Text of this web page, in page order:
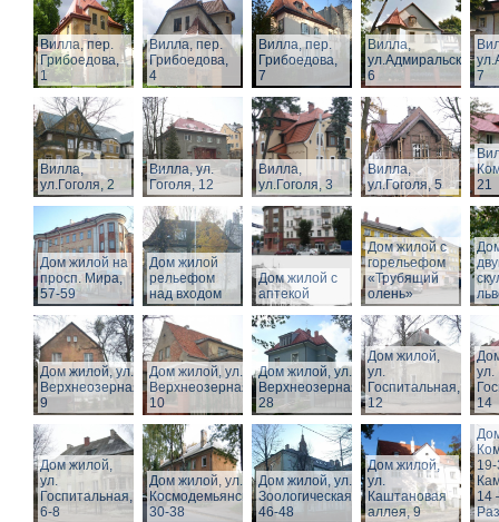
Вилла, пер.
Грибоедова,
1
Вилла, пер.
Грибоедова,
4
Вилла, пер.
Грибоедова,
7
Вилла,
ул.Адмиральская,
6
7
Вилла,
ул.Гоголя, 2
Вилла, ул.
Гоголя, 12
Вилла,
ул.Гоголя, 3
Вилла,
ул.Гоголя, 5
21
Дом жилой на
просп. Мира,
57-59
Дом жилой
рельефом
над входом
Дом жилой с
аптекой
Дом жилой с
горельефом
«Трубящий
олень»
Дом жилой, ул.
Верхнеозерная,
9
Дом жилой, ул.
Верхнеозерная,
10
Дом жилой, ул.
Верхнеозерная,
28
Дом жилой,
ул.
Госпитальная,
12
ул.
14
Дом жилой,
ул.
Госпитальная,
6-8
Дом жилой, ул. З.
Космодемьянской
30-38
Дом жилой, ул.
Зоологическая,
46-48
Дом жилой,
ул.
Каштановая
аллея, 9
14